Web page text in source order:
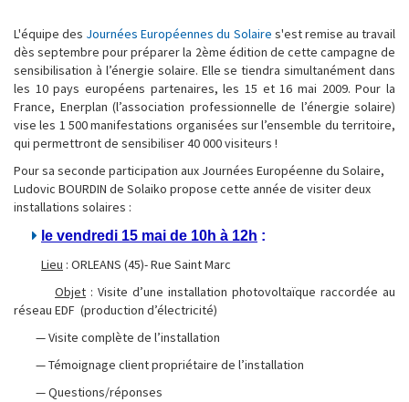
L'équipe des Journées Européennes du Solaire s'est remise au travail
dès septembre pour préparer la 2ème édition de cette campagne de
sensibilisation à l’énergie solaire. Elle se tiendra simultanément dans
les 10 pays européens partenaires, les 15 et 16 mai 2009. Pour la
France, Enerplan (l’association professionnelle de l’énergie solaire)
vise les 1 500 manifestations organisées sur l’ensemble du territoire,
qui permettront de sensibiliser 40 000 visiteurs !
Pour sa seconde participation aux Journées Européenne du Solaire,
Ludovic BOURDIN de Solaiko propose cette année de visiter deux
installations solaires :
le vendredi 15 mai de 10h à 12h :
Lieu : ORLEANS (45)- Rue Saint Marc
Objet : Visite d’une installation photovoltaïque raccordée au
réseau EDF (production d’électricité)
— Visite complète de l’installation
— Témoignage client propriétaire de l’installation
— Questions/réponses